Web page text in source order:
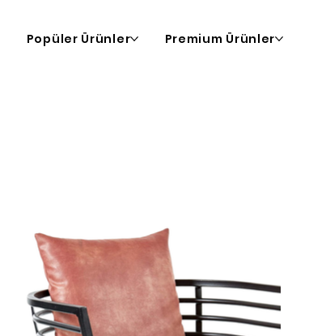
Popüler Ürünler Premium Ürünler